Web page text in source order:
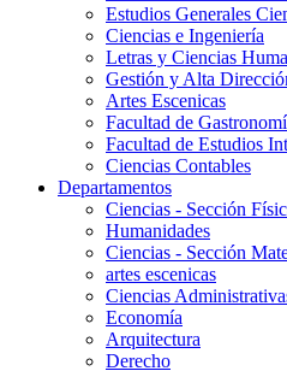
Estudios Generales
Ciencias e Ingeniería
Letras y Ciencias
Gestión y Alta
Artes Escenicas
Facultad de
Facultad de Estudios
Ciencias Contables
Departamentos
Ciencias - Sección
Humanidades
Ciencias - Sección
artes escenicas
Ciencias
Economía
Arquitectura
Derecho